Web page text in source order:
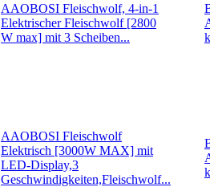
AAOBOSI Fleischwolf, 4-in-1
Elektrischer Fleischwolf [2800
W max] mit 3 Scheiben...
AAOBOSI Fleischwolf
Elektrisch [3000W MAX] mit
LED-Display,3
Geschwindigkeiten,Fleischwolf...